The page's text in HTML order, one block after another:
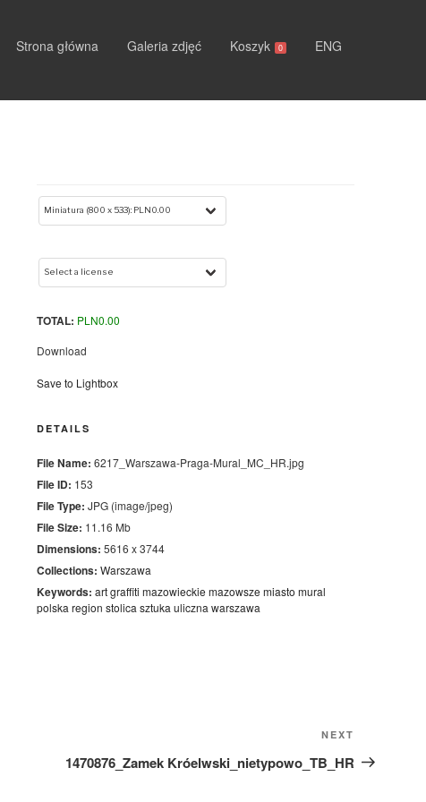
Strona główna Galeria zdjęć Koszyk 0 ENG
TOTAL: PLN0.00
Download
Save to Lightbox
DETAILS
File Name: 6217_Warszawa-Praga-Mural_MC_HR.jpg
File ID: 153
File Type: JPG (image/jpeg)
File Size: 11.16 Mb
Dimensions: 5616 x 3744
Collections: Warszawa
Keywords: artgraffiti mazowieckie mazowsze miasto mural
polska region stolica sztuka uliczna warszawa
Post
NEXT
1470876_Zamek Króelwski_nietypowo_TB_HR